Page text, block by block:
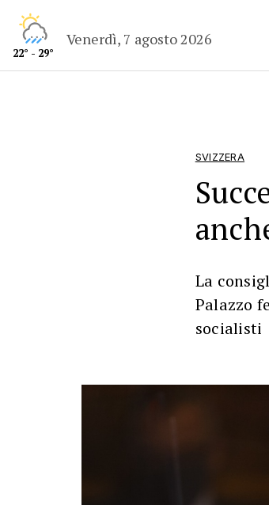
22° - 29°
Venerdì, 7 agosto 2026
SVIZZERA
La
Palazzo
socialisti